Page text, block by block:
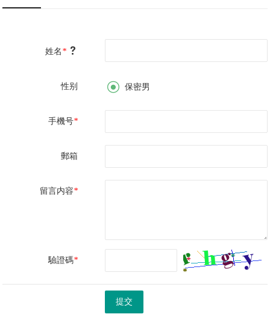
姓名 * 
性别  保密男
手機号*
郵箱
留言内容*
驗證碼*